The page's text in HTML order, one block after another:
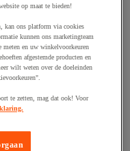
op maat te bieden!
kan ons platform via cookies
kunnen ons marketingteam
meten en uw winkelvoorkeuren
afgestemde producten en
wilt weten over de doeleinden
te zetten, mag dat ook! Voor